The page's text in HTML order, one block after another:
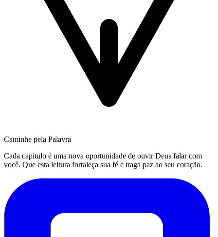
Caminhe pela Palavra
Cada capítulo é uma nova oportunidade de ouvir Deus falar com
você. Que esta leitura fortaleça sua fé e traga paz ao seu coração.